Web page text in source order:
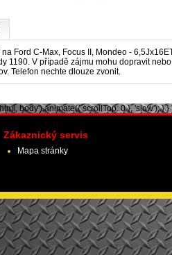
na Ford C-Max, Focus II, Mondeo -
1190. V případě zájmu mohu dopravit
Telefon nechte dlouze zvonit.
body').animate({ scrollTop: 0 }, 'slow'); } }
Zákaznický servis
Mapa stránky